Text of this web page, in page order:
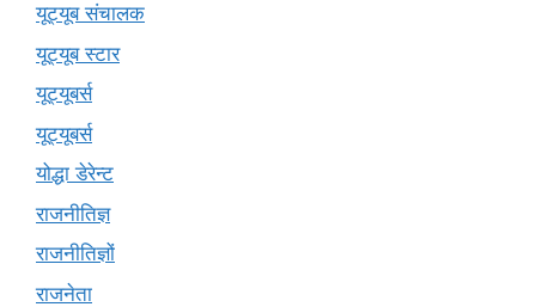
यूट्यूब संचालक
यूट्यूब स्टार
यूट्‍यूबर्स
यूट्यूबर्स
योद्धा डेरेन्ट
राजनीतिज्ञ
राजनीतिज्ञों
राजनेता